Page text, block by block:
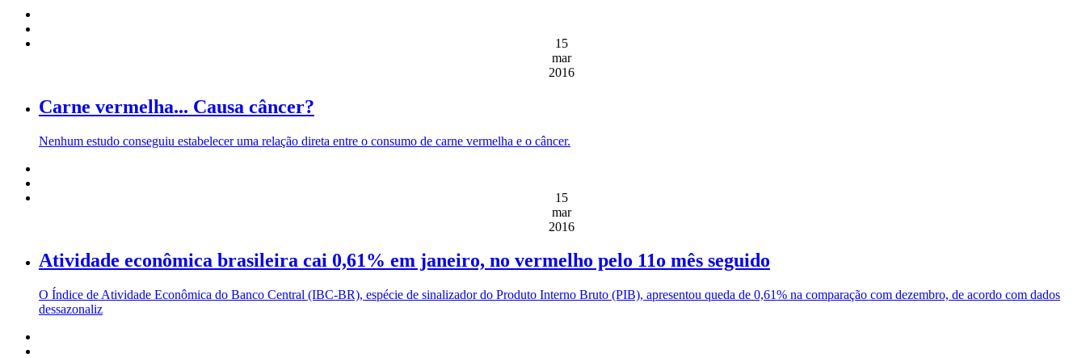
15
mar
2016
Carne vermelha... Causa câncer?
Nenhum estudo conseguiu estabelecer uma relação direta entre o consumo de carne vermelha e o câncer.
15
mar
2016
Atividade econômica brasileira cai 0,61% em janeiro, no vermelho pelo 11o mês seguido
O Índice de Atividade Econômica do Banco Central (IBC-BR), espécie de sinalizador do Produto Interno Bruto (PIB), apresentou queda de 0,61% na comparação com dezembro, de acordo com dados
dessazonaliz